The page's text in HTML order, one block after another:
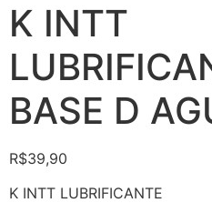
K INTT
BASE D
R$39,90
K INTT LUBRIFICANTE